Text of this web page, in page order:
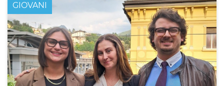
GIOVANI